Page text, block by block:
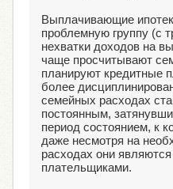
Выплачивающие
проблемную группу (с
нехватки доходов на
чаще просчитывают
планируют кредитные
более
семейных расходах
постоянным,
период состоянием, к
даже несмотря на
расходах они
плательщиками.